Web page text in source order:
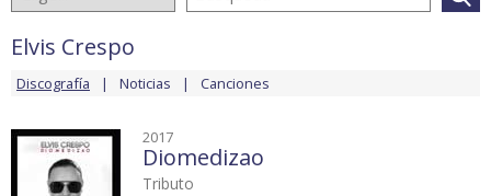
Elvis Crespo
Discografía Noticias Canciones
2017
Diomedizao
Tributo